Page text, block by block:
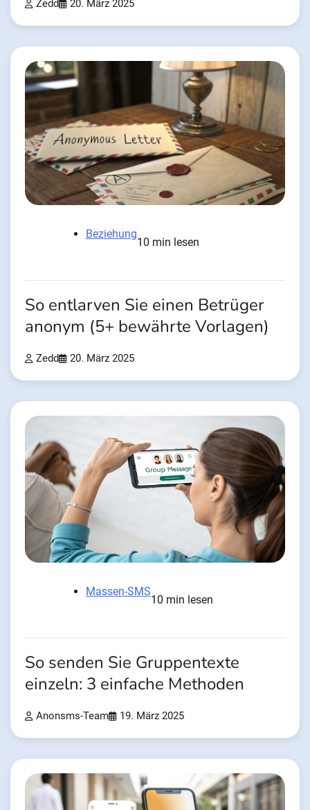
Zedd 20. März 2025
Beziehung
10 min lesen
So entlarven Sie einen Betrüger
anonym (5+ bewährte Vorlagen)
Zedd 20. März 2025
Massen-SMS
10 min lesen
So senden Sie Gruppentexte
einzeln: 3 einfache Methoden
Anonsms-Team 19. März 2025